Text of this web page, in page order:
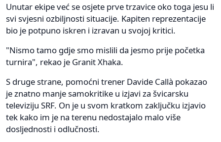
Unutar ekipe već se osjete prve trzavice oko toga jesu li
svi svjesni ozbiljnosti situacije. Kapiten reprezentacije
bio je potpuno iskren i izravan u svojoj kritici.
"Nismo tamo gdje smo mislili da jesmo prije početka
turnira", rekao je Granit Xhaka.
S druge strane, pomoćni trener Davide Callà pokazao
je znatno manje samokritike u izjavi za švicarsku
televiziju SRF. On je u svom kratkom zaključku izjavio
tek kako im je na terenu nedostajalo malo više
dosljednosti i odlučnosti.